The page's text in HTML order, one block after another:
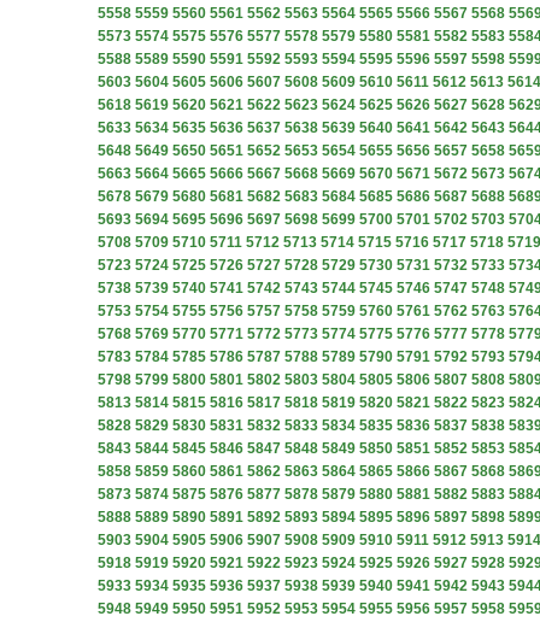
5558 5559 5560 5561 5562 5563 5564 5565 5566 5567 5568
5573 5574 5575 5576 5577 5578 5579 5580 5581 5582 5583
5588 5589 5590 5591 5592 5593 5594 5595 5596 5597 5598
5603 5604 5605 5606 5607 5608 5609 5610 5611 5612 5613 5614
5618 5619 5620 5621 5622 5623 5624 5625 5626 5627 5628
5633 5634 5635 5636 5637 5638 5639 5640 5641 5642 5643
5648 5649 5650 5651 5652 5653 5654 5655 5656 5657 5658
5663 5664 5665 5666 5667 5668 5669 5670 5671 5672 5673
5678 5679 5680 5681 5682 5683 5684 5685 5686 5687 5688
5693 5694 5695 5696 5697 5698 5699 5700 5701 5702 5703
5708 5709 5710 5711 5712 5713 5714 5715 5716 5717 5718 5719
5723 5724 5725 5726 5727 5728 5729 5730 5731 5732 5733
5738 5739 5740 5741 5742 5743 5744 5745 5746 5747 5748
5753 5754 5755 5756 5757 5758 5759 5760 5761 5762 5763
5768 5769 5770 5771 5772 5773 5774 5775 5776 5777 5778
5783 5784 5785 5786 5787 5788 5789 5790 5791 5792 5793
5798 5799 5800 5801 5802 5803 5804 5805 5806 5807 5808
5813 5814 5815 5816 5817 5818 5819 5820 5821 5822 5823
5828 5829 5830 5831 5832 5833 5834 5835 5836 5837 5838
5843 5844 5845 5846 5847 5848 5849 5850 5851 5852 5853
5858 5859 5860 5861 5862 5863 5864 5865 5866 5867 5868
5873 5874 5875 5876 5877 5878 5879 5880 5881 5882 5883
5888 5889 5890 5891 5892 5893 5894 5895 5896 5897 5898
5903 5904 5905 5906 5907 5908 5909 5910 5911 5912 5913 5914
5918 5919 5920 5921 5922 5923 5924 5925 5926 5927 5928
5933 5934 5935 5936 5937 5938 5939 5940 5941 5942 5943
5948 5949 5950 5951 5952 5953 5954 5955 5956 5957 5958